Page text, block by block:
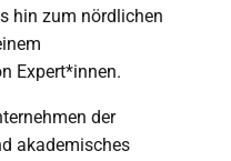
hin zum nördlichen
Expert*innen.
der
akademisches